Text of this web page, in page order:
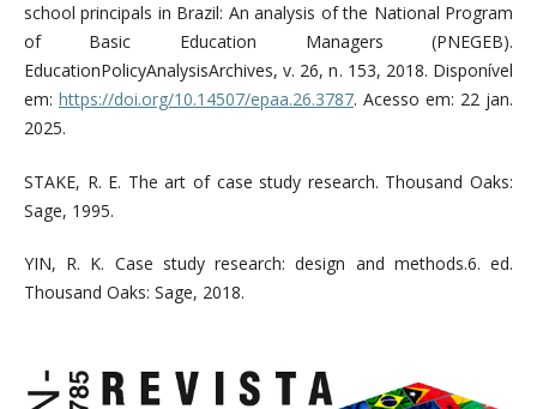
school principals in Brazil: An analysis of the National Program
of Basic Education Managers (PNEGEB).
EducationPolicyAnalysisArchives, v. 26, n. 153, 2018. Disponível
em: https://doi.org/10.14507/epaa.26.3787. Acesso em: 22 jan.
2025.
STAKE, R. E. The art of case study research. Thousand Oaks:
Sage, 1995.
YIN, R. K. Case study research: design and methods.6. ed.
Thousand Oaks: Sage, 2018.